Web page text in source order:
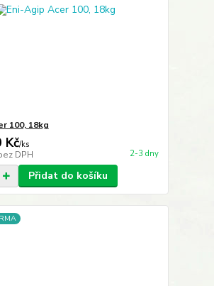
100, 18kg
Kč/ks
DPH 2-3 dny
Přidat do košíku